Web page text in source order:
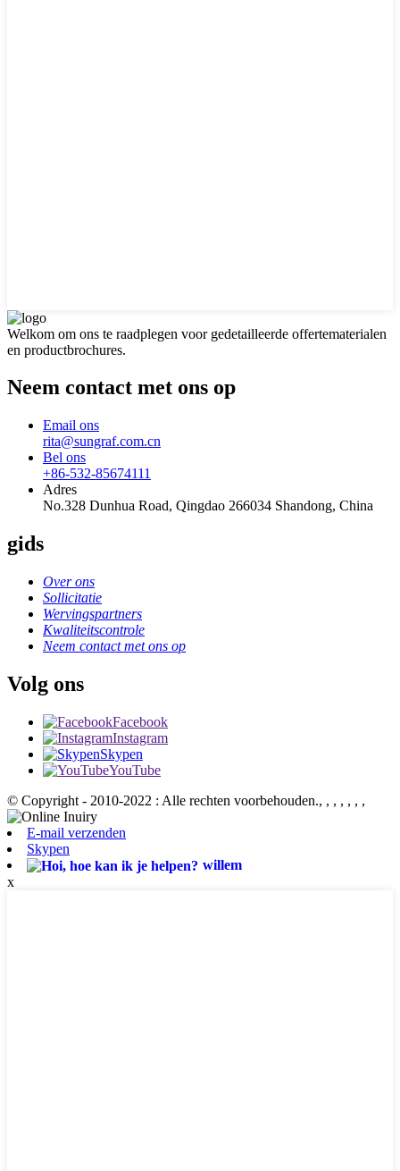
Welkom om ons te raadplegen voor gedetailleerde offertematerialen
en productbrochures.
Neem contact met ons op
Email ons
rita@sungraf.com.cn
Bel ons
+86-532-85674111
Adres
No.328 Dunhua Road, Qingdao 266034 Shandong, China
gids
Over ons
Sollicitatie
Wervingspartners
Kwaliteitscontrole
Neem contact met ons op
Volg ons
Facebook
Instagram
Skypen
YouTube
© Copyright - 2010-2022 : Alle rechten voorbehouden., , , , , , ,
E-mail verzenden
Skypen
willem
x